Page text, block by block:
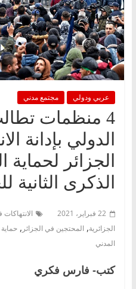
عربي ودولي مجتمع مدني
4 منظمات
الدولي بإدانة
الجزائر
الذكرى الثانية
22 فبراير، 2021 الانتهاكات
الجزائرية, المحتجين في الجزائر ,
المدني
كتب- فارس فكري